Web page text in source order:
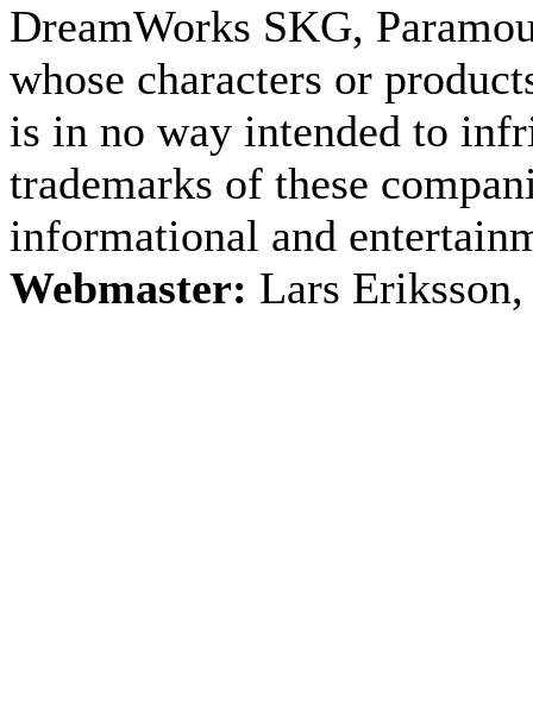
DreamWorks SKG,
whose characters or
is in no way intended to
trademarks of these
informational and
Webmaster: Lars